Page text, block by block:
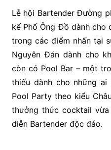
Lễ hội Bartender Đường
kế Phố Ông Đồ dành cho
trong các điểm nhấn tại
Nguyên Đán dành cho
còn có Pool Bar – một
thiếu dành cho những
Pool Party theo kiểu
thưởng thức cocktail
diễn Bartender độc đáo.